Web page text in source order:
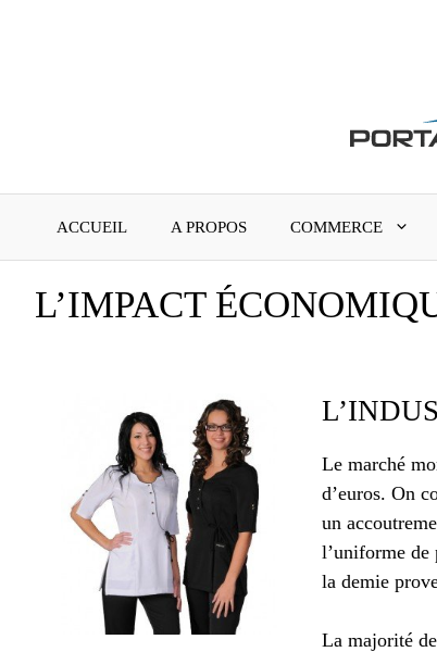
ACCUEIL A PROPOS COMMERCE
L’IMPACT
Le marché
d’euros. On
un
l’uniforme de
la demie
La majorité